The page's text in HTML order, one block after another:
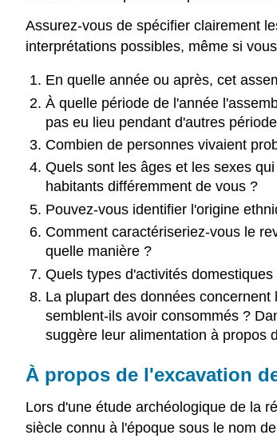
Assurez-vous de spécifier clairement
interprétations possibles, même si
En quelle année ou après, cet
À quelle période de l'année
pas eu lieu pendant d'autres
Combien de personnes vivaient
Quels sont les âges et les sexes
habitants différemment de vous ?
Pouvez-vous identifier l'origine
Comment caractériseriez-vous le
quelle manière ?
Quels types d'activités
La plupart des données
semblent-ils avoir consommés ?
suggère leur alimentation à propos
À propos de l'excavation
Lors d'une étude archéologique de la
siècle connu à l'époque sous le nom